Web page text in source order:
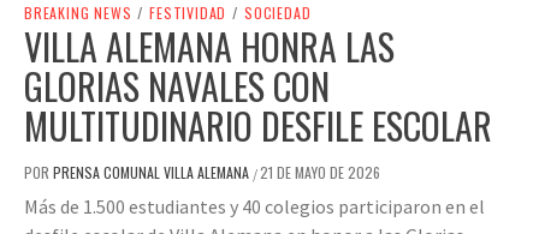
BREAKING NEWS / FESTIVIDAD / SOCIEDAD
VILLA ALEMANA HONRA LAS
GLORIAS NAVALES CON
MULTITUDINARIO DESFILE ESCOLAR
POR PRENSA COMUNAL VILLA ALEMANA /21 DE MAYO DE 2026
Más de 1.500 estudiantes y 40 colegios participaron en el